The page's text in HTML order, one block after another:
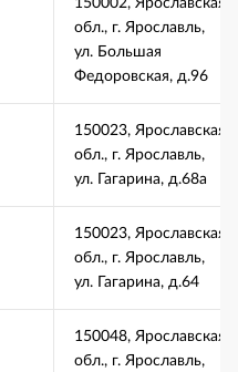
150002, Ярославская
обл., г. Ярославль,
ул. Большая
Федоровская, д.96
150023, Ярославская
обл., г. Ярославль,
ул. Гагарина, д.68а
150023, Ярославская
обл., г. Ярославль,
ул. Гагарина, д.64
150048, Ярославская
обл., г. Ярославль,